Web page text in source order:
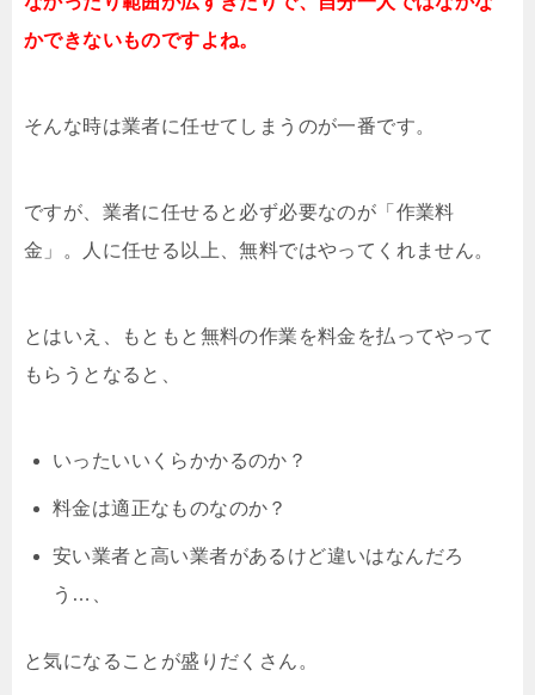
かできないものですよね。
そんな時は業者に任せてしまうのが一番です。
ですが、業者に任せると必ず必要なのが「作業料
金」。人に任せる以上、無料ではやってくれません。
とはいえ、もともと無料の作業を料金を払ってやって
もらうとなると、
いったいいくらかかるのか？
料金は適正なものなのか？
安い業者と高い業者があるけど違いはなんだろ
う…、
と気になることが盛りだくさん。